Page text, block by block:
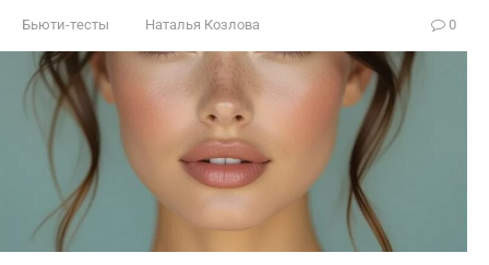
Бьюти-тесты Наталья Козлова 0